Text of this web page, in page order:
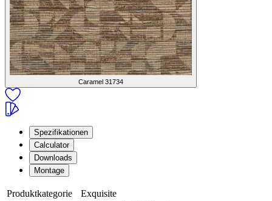
Caramel 31734
Spezifikationen
Calculator
Downloads
Montage
Produktkategorie
Exquisite